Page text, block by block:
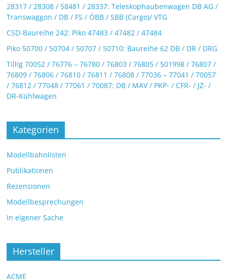
28317 / 28308 / 58481 / 28337: Teleskophaubenwagen DB AG /
Transwaggon / DB / FS / ÖBB / SBB (Cargo)/ VTG
CSD-Baureihe 242: Piko 47483 / 47482 / 47484
Piko 50700 / 50704 / 50707 / 50710: Baureihe 62 DB / DR / DRG
Tillig 70052 / 76776 – 76780 / 76803 / 76805 / 501998 / 76807 /
76809 / 76806 / 76810 / 76811 / 76808 / 77036 – 77041 / 70057
/ 76812 / 77048 / 77061 / 70087: DB / MAV / PKP- / CFR- / JZ- /
DR-Kühlwagen
Kategorien
Modellbahnlisten
Publikationen
Rezensionen
Modellbesprechungen
In eigener Sache
Hersteller
ACME